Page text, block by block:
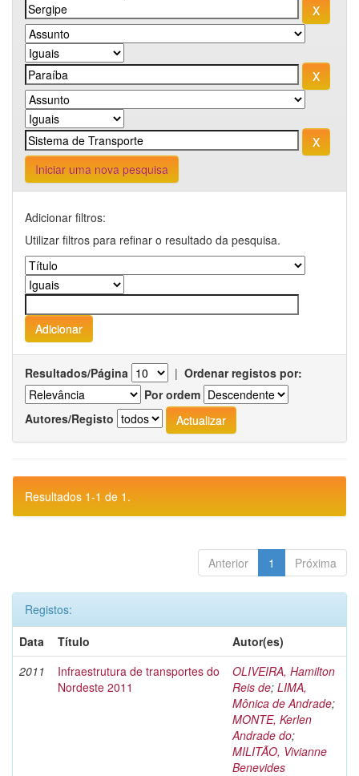
Iniciar uma nova pesquisa
Adicionar filtros:
Utilizar filtros para refinar o resultado da pesquisa.
Resultados/Página | Ordenar registos por:
Por ordem
Autores/Registo
Resultados 1-1 de 1.
Anterior 1 Próxima
Registos:
Data
Título
Autor(es)
2011
Infraestrutura de transportes do
Nordeste 2011
OLIVEIRA, Hamilton
Reis de; LIMA,
Mônica de Andrade;
MONTE, Kerlen
Andrade do;
MILITÃO, Vivianne
Benevides